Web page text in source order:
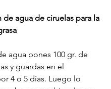
de agua de ciruelas para la
agua pones 100 gr. de
y guardas en el
4 o 5 días. Luego lo